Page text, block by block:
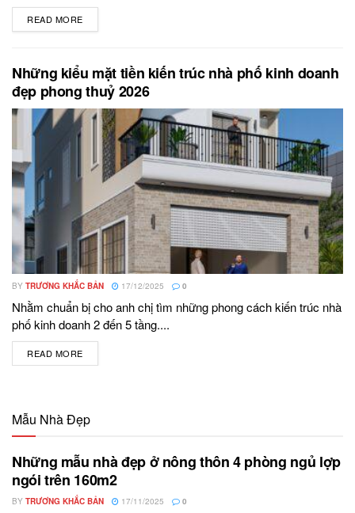
READ MORE
Những kiểu mặt tiền kiến trúc nhà phố kinh doanh
đẹp phong thuỷ 2026
BY TRƯƠNG KHẮC BẢN 17/12/2025 0
Nhằm chuẩn bị cho anh chị tìm những phong cách kiến trúc nhà
phố kinh doanh 2 đến 5 tầng....
READ MORE
Mẫu Nhà Đẹp
Những mẫu nhà đẹp ở nông thôn 4 phòng ngủ lợp
ngói trên 160m2
BY TRƯƠNG KHẮC BẢN 17/11/2025 0